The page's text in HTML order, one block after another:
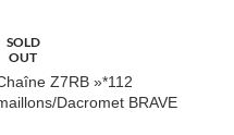
SOLD
OUT
Z7RB »*112
Dacromet BRAVE